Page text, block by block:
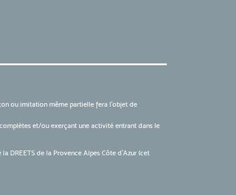
ou imitation même partielle fera l'objet de
et/ou exerçant une activité entrant dans le
DREETS de la Provence Alpes Côte d’Azur (cet